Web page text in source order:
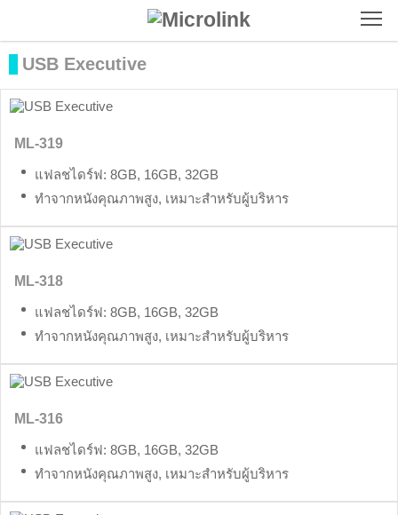
USB Executive
ML-319
แฟลชไดร์ฟ: 8GB, 16GB, 32GB
ทำจากหนังคุณภาพสูง, เหมาะสำหรับผู้บริหาร
ML-318
แฟลชไดร์ฟ: 8GB, 16GB, 32GB
ทำจากหนังคุณภาพสูง, เหมาะสำหรับผู้บริหาร
ML-316
แฟลชไดร์ฟ: 8GB, 16GB, 32GB
ทำจากหนังคุณภาพสูง, เหมาะสำหรับผู้บริหาร